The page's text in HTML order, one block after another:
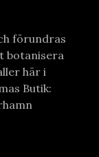
förundras
botanisera
här i
Butik: